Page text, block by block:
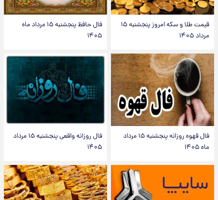
قیمت طلا و سکه امروز پنجشنبه ۱۵
مرداد ۱۴۰۵
فال حافظ پنجشنبه ۱۵ مرداد ماه
۱۴۰۵
فال قهوه روزانه پنجشنبه ۱۵ مرداد
ماه ۱۴۰۵
فال روزانه واقعی پنجشنبه ۱۵ مرداد
۱۴۰۵